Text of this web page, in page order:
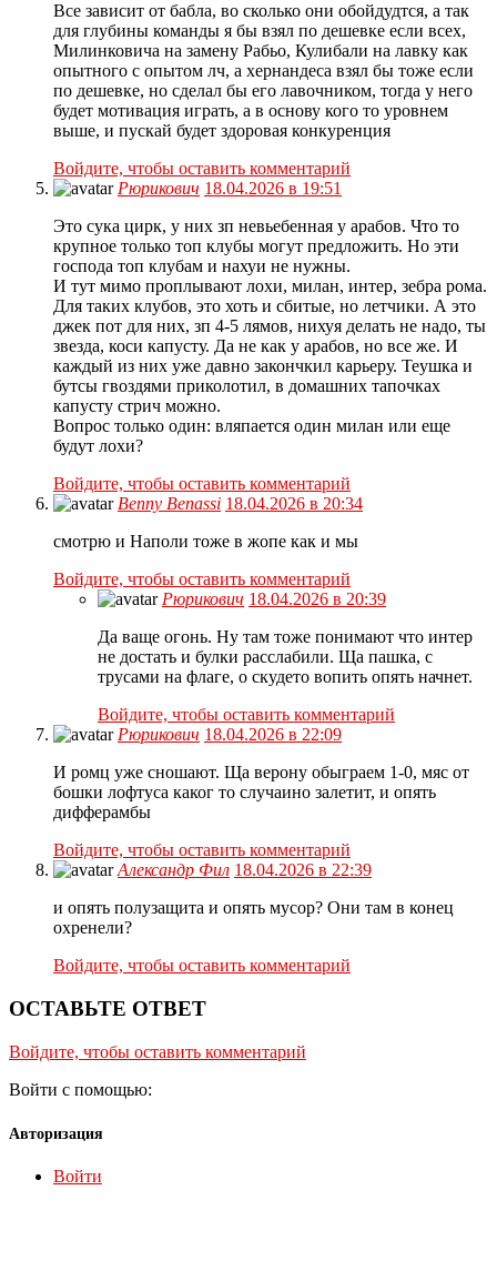
Все зависит от бабла, во сколько они обойдудтся, а так
для глубины команды я бы взял по дешевке если всех,
Милинковича на замену Рабьо, Кулибали на лавку как
опытного с опытом лч, а хернандеса взял бы тоже если
по дешевке, но сделал бы его лавочником, тогда у него
будет мотивация играть, а в основу кого то уровнем
выше, и пускай будет здоровая конкуренция
Войдите, чтобы оставить комментарий
Рюрикович 18.04.2026 в 19:51
Это сука цирк, у них зп невьебенная у арабов. Что то
крупное только топ клубы могут предложить. Но эти
господа топ клубам и нахуи не нужны.
И тут мимо проплывают лохи, милан, интер, зебра рома.
Для таких клубов, это хоть и сбитые, но летчики. А это
джек пот для них, зп 4-5 лямов, нихуя делать не надо, ты
звезда, коси капусту. Да не как у арабов, но все же. И
каждый из них уже давно закончкил карьеру. Теушка и
бутсы гвоздями приколотил, в домашних тапочках
капусту стрич можно.
Вопрос только один: вляпается один милан или еще
будут лохи?
Войдите, чтобы оставить комментарий
Benny Benassi 18.04.2026 в 20:34
смотрю и Наполи тоже в жопе как и мы
Войдите, чтобы оставить комментарий
Рюрикович 18.04.2026 в 20:39
Да ваще огонь. Ну там тоже понимают что интер
не достать и булки расслабили. Ща пашка, с
трусами на флаге, о скудето вопить опять начнет.
Войдите, чтобы оставить комментарий
Рюрикович 18.04.2026 в 22:09
И ромц уже сношают. Ща верону обыграем 1-0, мяс от
бошки лофтуса каког то случаино залетит, и опять
дифферамбы
Войдите, чтобы оставить комментарий
Александр Фил 18.04.2026 в 22:39
и опять полузащита и опять мусор? Они там в конец
охренели?
Войдите, чтобы оставить комментарий
ОСТАВЬТЕ ОТВЕТ
Войдите, чтобы оставить комментарий
Войти с помощью:
Авторизация
Войти